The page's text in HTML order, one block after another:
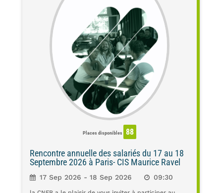
Places disponibles 88
Rencontre annuelle des salariés du 17 au 18
Septembre 2026 à Paris- CIS Maurice Ravel
17 Sep 2026 - 18 Sep 2026 09:30